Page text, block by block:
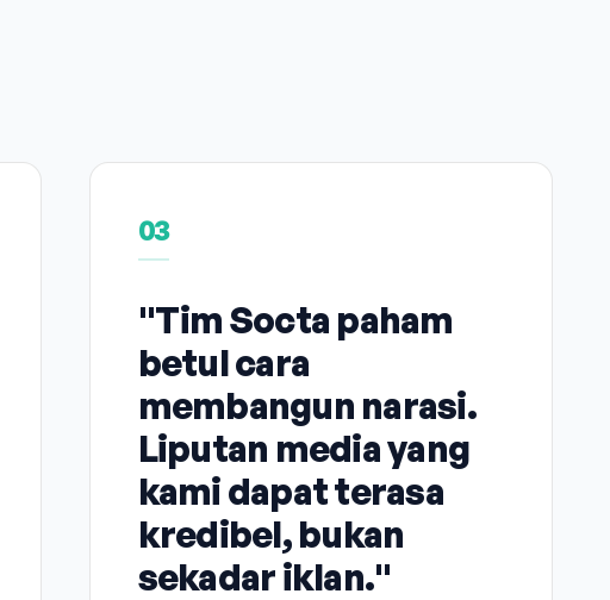
03
"Tim Socta paham
betul cara
membangun narasi.
Liputan media yang
kami dapat terasa
kredibel, bukan
sekadar iklan."